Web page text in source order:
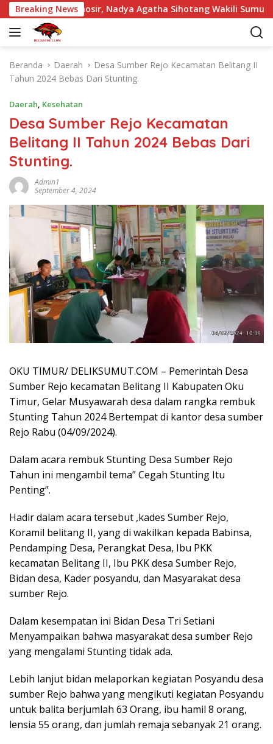
a
Breaking News
Pintu Samosir, Nadya Agatha Sihotang Wakili Sumut di
Beranda Daerah
Desa Sumber Rejo Kecamatan Belitang II
Tahun 2024 Bebas Dari Stunting.
Daerah, Kesehatan
Desa Sumber Rejo Kecamatan
Belitang II Tahun 2024 Bebas Dari
Stunting.
Admin1
September 4, 2024
OKU TIMUR/ DELIKSUMUT.COM – Pemerintah Desa
Sumber Rejo kecamatan Belitang II Kabupaten Oku
Timur, Gelar Musyawarah desa dalam rangka rembuk
Stunting Tahun 2024 Bertempat di kantor desa sumber
Rejo Rabu (04/09/2024).
Dalam acara rembuk Stunting Desa Sumber Rejo
Tahun ini mengambil tema” Cegah Stunting Itu
Penting”.
Hadir dalam acara tersebut ,kades Sumber Rejo,
Koramil belitang II, yang di wakilkan kepada Babinsa,
Pendamping Desa, Perangkat Desa, Ibu PKK
kecamatan Belitang II, Ibu PKK desa Sumber Rejo,
Bidan desa, Kader posyandu, dan Masyarakat desa
sumber Rejo.
Dalam kesempatan ini Bidan Desa Tri Setiani
Menyampaikan bahwa masyarakat desa sumber Rejo
yang mengalami Stunting tidak ada.
Lebih lanjut bidan melaporkan kegiatan Posyandu desa
sumber Rejo bahwa yang mengikuti kegiatan Posyandu
untuk balita berjumlah 63 Orang, ibu hamil 8 orang,
lensia 55 orang, dan jumlah remaja sebanyak 21 orang.